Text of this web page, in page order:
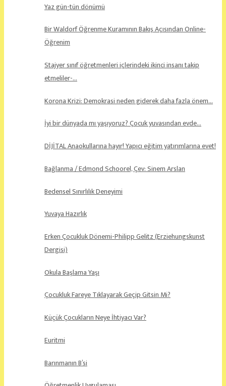
Yaz gün-tün dönümü
Bir Waldorf Öğrenme Kuramının Bakış Açısından Online-
Öğrenim
Stajyer sınıf öğretmenleri içlerindeki ikinci insanı takip
etmeliler-…
Korona Krizi: Demokrasi neden giderek daha fazla önem…
İyi bir dünyada mı yaşıyoruz? Çocuk yuvasından evde…
DİJİTAL Anaokullarına hayır! Yapıcı eğitim yatırımlarına evet!
Bağlanma / Edmond Schoorel, Çev: Sinem Arslan
Bedensel Sınırlılık Deneyimi
Yuvaya Hazırlık
Erken Çocukluk Dönemi-Philipp Gelitz (Erziehungskunst
Dergisi)
Okula Başlama Yaşı
Çocukluk Fareye Tıklayarak Geçip Gitsin Mi?
Küçük Çocukların Neye İhtiyacı Var?
Euritmi
Barınmanın B’si